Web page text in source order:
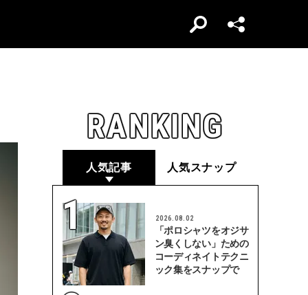
RANKING
人気記事 人気スナップ
2026.08.02
「ポロシャツをオジサ
ン臭くしない」ための
コーディネイトテクニ
ック集をスナップで